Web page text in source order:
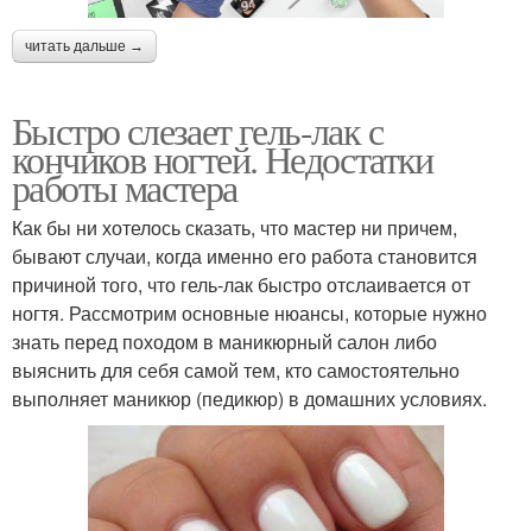
читать дальше →
Быстро слезает гель-лак с
кончиков ногтей. Недостатки
работы мастера
Как бы ни хотелось сказать, что мастер ни причем,
бывают случаи, когда именно его работа становится
причиной того, что гель-лак быстро отслаивается от
ногтя. Рассмотрим основные нюансы, которые нужно
знать перед походом в маникюрный салон либо
выяснить для себя самой тем, кто самостоятельно
выполняет маникюр (педикюр) в домашних условиях.